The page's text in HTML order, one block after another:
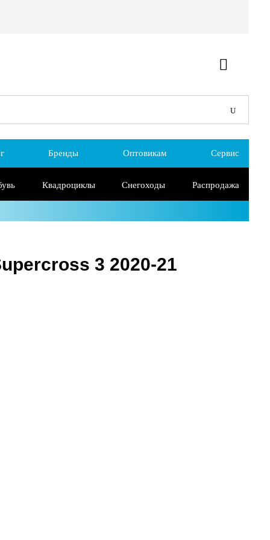
Бренды Оптовикам Сервис
Квадроциклы Снегоходы Распродажа
3 2020-21